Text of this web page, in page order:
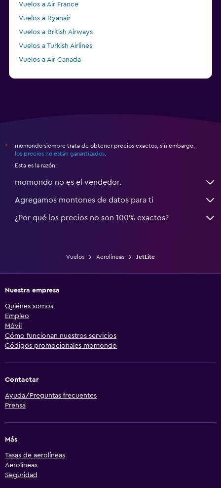
Vuelos a Air France
Vuelos a Ryanair
Vuelos a British Airways
Vuelos a Turkish Airlines
Vuelos a Air Canada
*
momondo siempre trata de obtener precios exactos, sin embargo,
los precios no están garantizados
Esta es la razón:
momondo no es el vendedor.
Agregamos montones de datos para ti
¿Por qué los precios no son 100% exactos?
Vuelos Aerolíneas JetLite
Nuestra empresa
Quiénes somos
Empleo
Móvil
Cómo funcionan nuestros servicios
Códigos promocionales momondo
Contactar
Ayuda/Preguntas frecuentes
Prensa
Más
Tasas de aerolíneas
Aerolíneas
Seguridad